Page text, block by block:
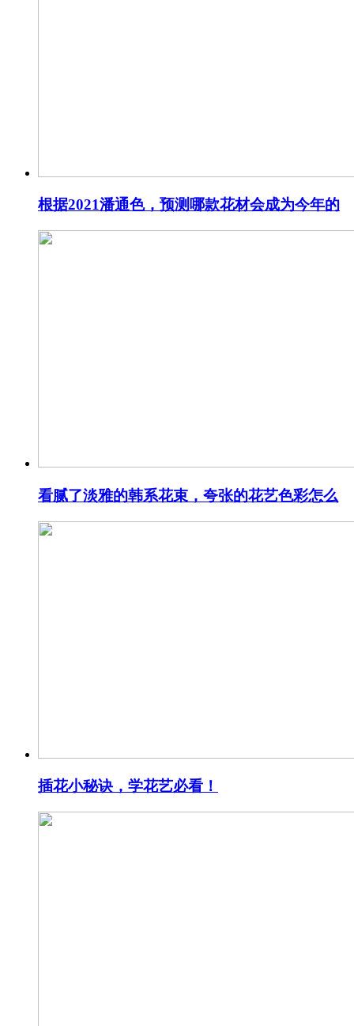
根据2021潘通色，预测哪款花材会成为今年的
看腻了淡雅的韩系花束，夸张的花艺色彩怎么
插花小秘诀，学花艺必看！